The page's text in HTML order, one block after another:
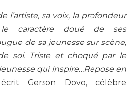
l’artiste, sa voix, la profondeur
caractère doué de ses
de sa jeunesse sur scène,
soi. Triste et choqué par le
qui inspire…Repose en
Gerson Dovo, célèbre